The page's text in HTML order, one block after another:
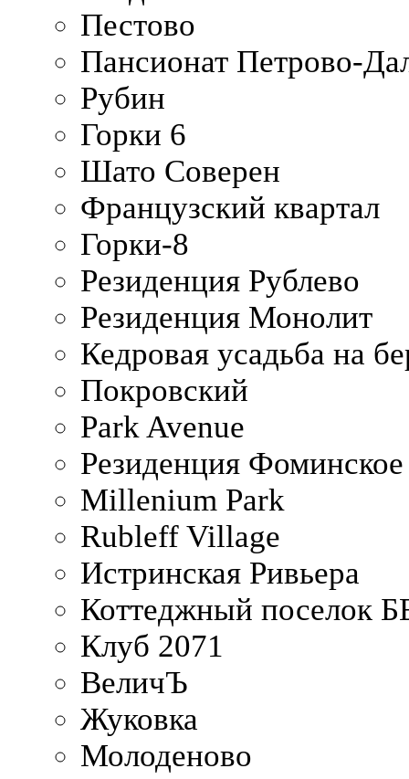
Пестово
Пансионат Петрово-
Рубин
Горки 6
Шато Соверен
Французский квартал
Горки-8
Резиденция Рублево
Резиденция Монолит
Кедровая усадьба на
Покровский
Park Avenue
Резиденция Фоминское
Millenium Park
Rubleff Village
Истринская Ривьера
Коттеджный поселок
Клуб 2071
ВеличЪ
Жуковка
Молоденово